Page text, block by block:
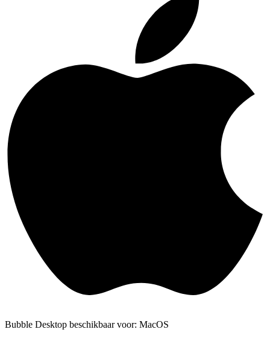
Bubble Desktop beschikbaar voor: MacOS